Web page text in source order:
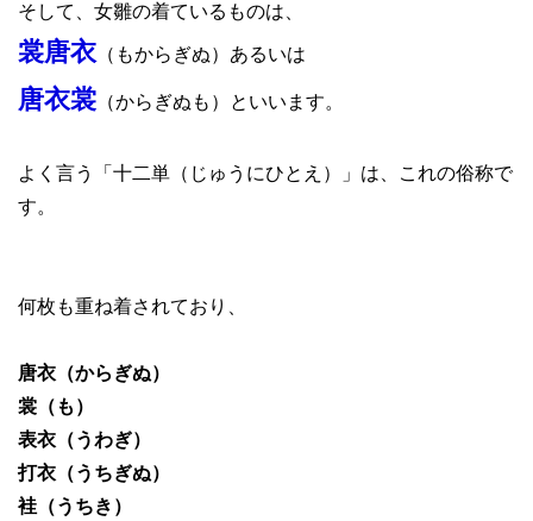
そして、女雛の着ているものは、
裳唐衣 （もからぎぬ）あるいは
唐衣裳 （からぎぬも）といいます。
よく言う「十二単（じゅうにひとえ）」は、これの俗称で
す。
何枚も重ね着されており、
唐衣（からぎぬ）
裳（も）
表衣（うわぎ）
打衣（うちぎぬ）
袿（うちき）